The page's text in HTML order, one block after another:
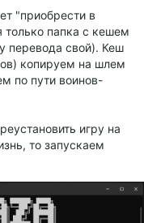
"приобрести в
только папка с кешем
перевода свой). Кеш
копируем на шлем
по пути воинов-
игру на
то запускаем